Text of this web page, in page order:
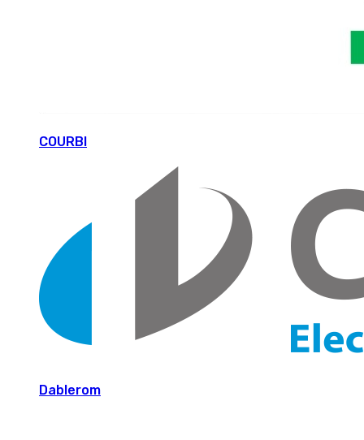
COURBI
Dablerom